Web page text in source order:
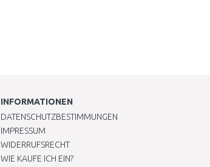
INFORMATIONEN
DATENSCHUTZBESTIMMUNGEN
IMPRESSUM
WIDERRUFSRECHT
WIE KAUFE ICH EIN?